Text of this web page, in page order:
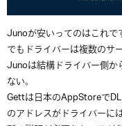
Junoが安いってのはこれで
でもドライバーは複数のサ
Junoは結構ドライバー側
ない。
Gettは日本のAppStoreで
のアドレスがドライバーに